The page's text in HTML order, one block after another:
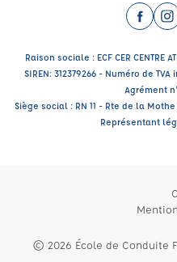
Raison sociale : ECF CER CENTRE
SIREN: 312379266 - Numéro de
Agrément
Siège social : RN 11 - Rte de la Mothe
Représentant
© 2026 École de Conduite